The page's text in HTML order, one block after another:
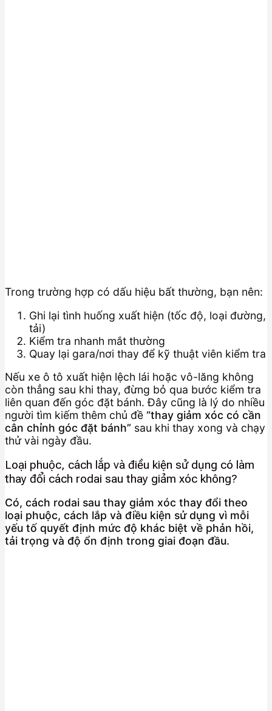
Trong trường hợp có dấu hiệu bất thường, bạn nên:
Ghi lại tình huống xuất hiện (tốc độ, loại đường,
tải)
Kiểm tra nhanh mắt thường
Quay lại gara/nơi thay để kỹ thuật viên kiểm tra
Nếu xe ô tô xuất hiện lệch lái hoặc vô-lăng không
còn thẳng sau khi thay, đừng bỏ qua bước kiểm tra
liên quan đến góc đặt bánh. Đây cũng là lý do nhiều
người tìm kiếm thêm chủ đề “thay giảm xóc có cần
cân chỉnh góc đặt bánh” sau khi thay xong và chạy
thử vài ngày đầu.
Loại phuộc, cách lắp và điều kiện sử dụng có làm
thay đổi cách rodai sau thay giảm xóc không?
Có, cách rodai sau thay giảm xóc thay đổi theo
loại phuộc, cách lắp và điều kiện sử dụng vì mỗi
yếu tố quyết định mức độ khác biệt về phản hồi,
tải trọng và độ ổn định trong giai đoạn đầu.